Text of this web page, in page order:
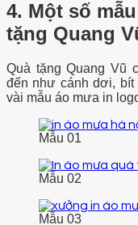
4. Một số
tặng Quang
Quà tặng Quang Vũ
đến như cánh dơi,
vài mẫu áo mưa in
Mẫu 01
Mẫu 02
Mẫu 03